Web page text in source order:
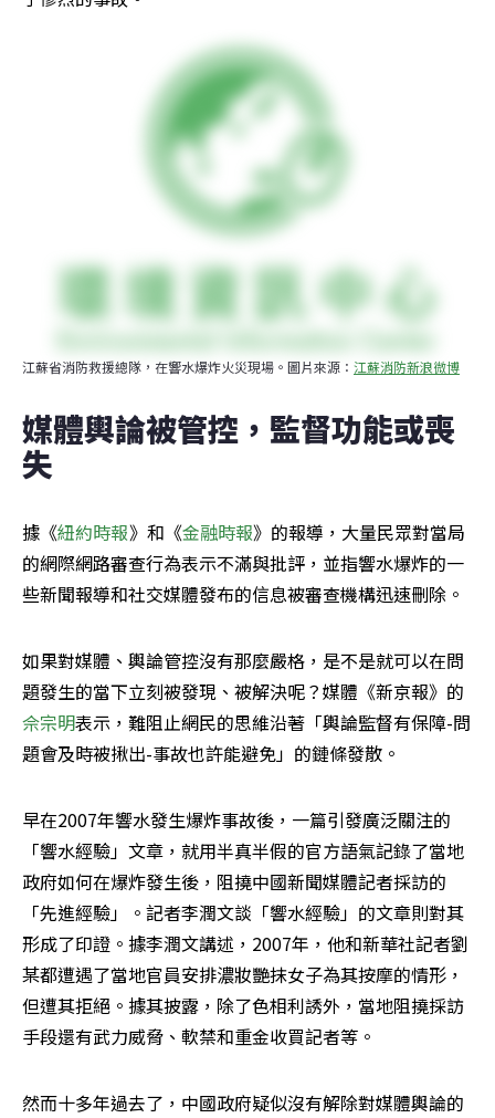
江蘇省消防救援總隊，在響水爆炸火災現場。圖片來源： 江蘇消防新浪微博
媒體輿論被管控，監督功能或喪
失
據《紐約時報》和《金融時報》的報導，大量民眾對當局
的網際網路審查行為表示不滿與批評，並指響水爆炸的一
些新聞報導和社交媒體發布的信息被審查機構迅速刪除。
如果對媒體、輿論管控沒有那麼嚴格，是不是就可以在問
題發生的當下立刻被發現、被解決呢？媒體《新京報》的
佘宗明表示，難阻止網民的思維沿著「輿論監督有保障-問
題會及時被揪出-事故也許能避免」的鏈條發散。
早在2007年響水發生爆炸事故後，一篇引發廣泛關注的
「響水經驗」文章，就用半真半假的官方語氣記錄了當地
政府如何在爆炸發生後，阻撓中國新聞媒體記者採訪的
「先進經驗」。記者李潤文談「響水經驗」的文章則對其
形成了印證。據李潤文講述，2007年，他和新華社記者劉
某都遭遇了當地官員安排濃妝艷抹女子為其按摩的情形，
但遭其拒絕。據其披露，除了色相利誘外，當地阻撓採訪
手段還有武力威脅、軟禁和重金收買記者等。
然而十多年過去了，中國政府疑似沒有解除對媒體輿論的